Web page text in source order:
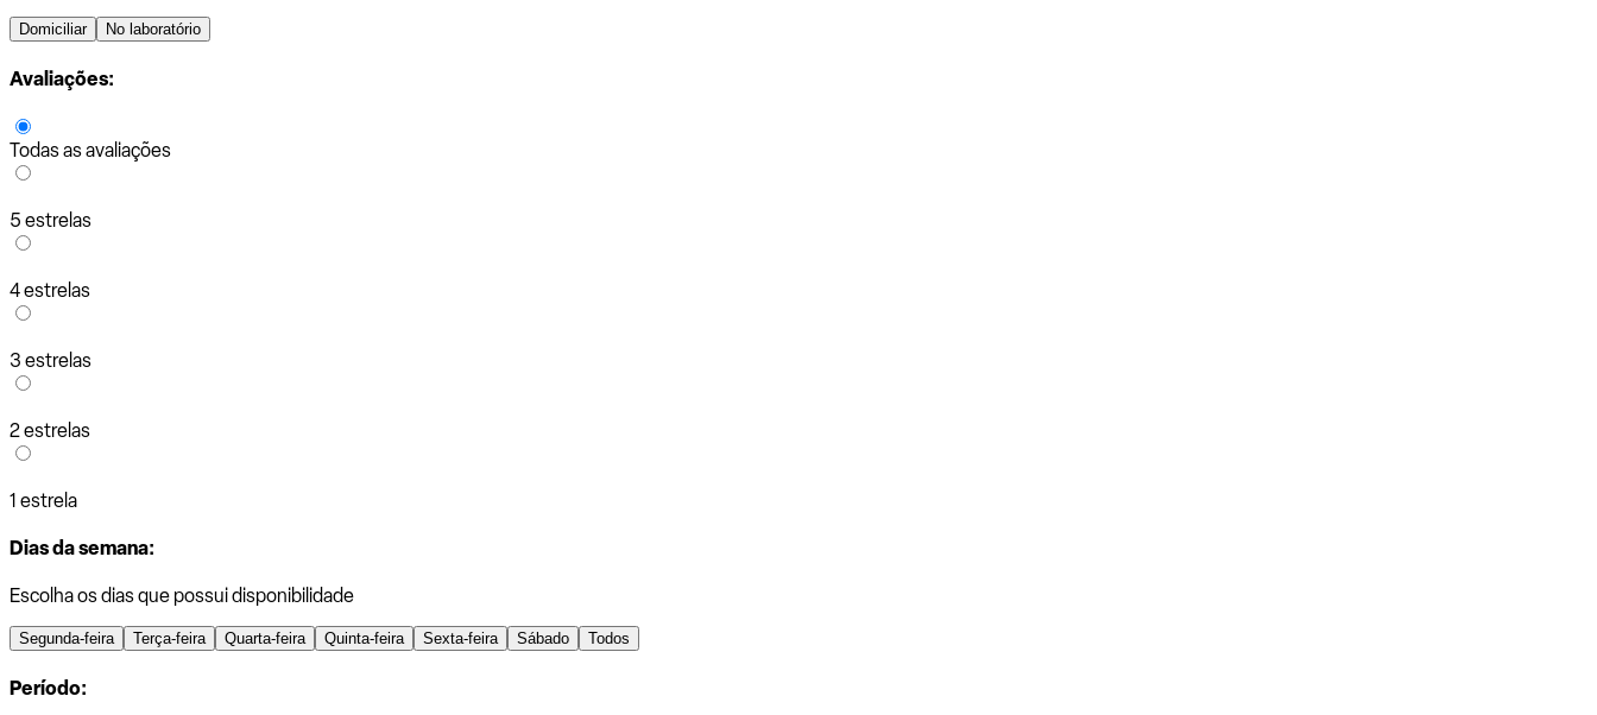
Domiciliar No laboratório
Avaliações:
Todas as avaliações
5 estrelas
4 estrelas
3 estrelas
2 estrelas
1 estrela
Dias da semana:
Escolha os dias que possui disponibilidade
Segunda-feira Terça-feira Quarta-feira Quinta-feira Sexta-feira Sábado Todos
Período: